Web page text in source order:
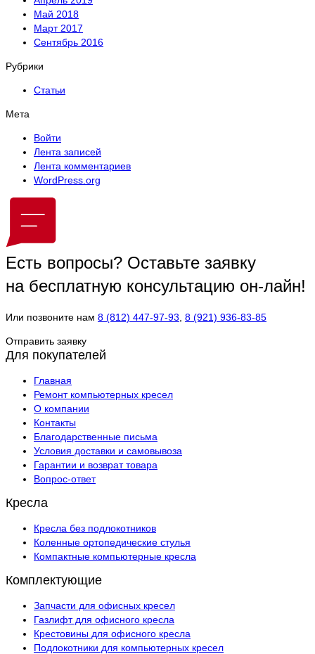
Май 2018
Март 2017
Сентябрь 2016
Рубрики
Статьи
Мета
Войти
Лента записей
Лента комментариев
WordPress.org
Есть вопросы? Оставьте заявку
на бесплатную консультацию он-лайн!
Или позвоните нам 8 (812) 447-97-93 8 (921) 936-83-85
Отправить заявку
Для покупателей
Главная
Ремонт компьютерных кресел
О компании
Контакты
Благодарственные письма
Условия доставки и самовывоза
Гарантии и возврат товара
Вопрос-ответ
Кресла
Кресла без подлокотников
Коленные ортопедические стулья
Компактные компьютерные кресла
Комплектующие
Запчасти для офисных кресел
Газлифт для офисного кресла
Крестовины для офисного кресла
Подлокотники для компьютерных кресел